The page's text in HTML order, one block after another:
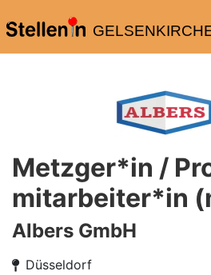
Metzger*in /
mitarbeiter*in
Albers GmbH
Düsseldorf